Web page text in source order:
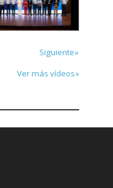
Siguiente»
Ver más vídeos»